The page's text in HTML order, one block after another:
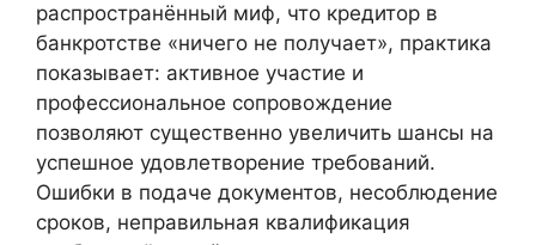
распространённый миф, что кредитор в
банкротстве «ничего не получает», практика
показывает: активное участие и
профессиональное сопровождение
позволяют существенно увеличить шансы на
успешное удовлетворение требований.
Ошибки в подаче документов, несоблюдение
сроков, неправильная квалификация